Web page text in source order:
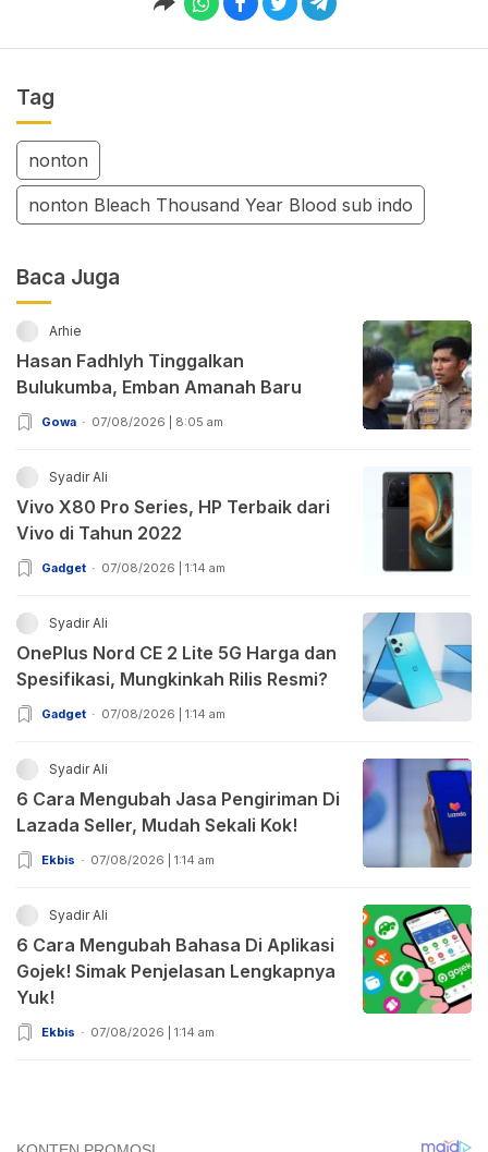
Tag
nonton
nonton Bleach Thousand Year Blood sub indo
Baca Juga
Arhie
Hasan Fadhlyh Tinggalkan
Bulukumba, Emban Amanah Baru
Gowa 07/08/2026 | 8:05 am
Syadir Ali
Vivo X80 Pro Series, HP Terbaik dari
Vivo di Tahun 2022
Gadget 07/08/2026 | 1:14 am
Syadir Ali
OnePlus Nord CE 2 Lite 5G Harga dan
Spesifikasi, Mungkinkah Rilis Resmi?
Gadget 07/08/2026 | 1:14 am
Syadir Ali
6 Cara Mengubah Jasa Pengiriman Di
Lazada Seller, Mudah Sekali Kok!
Ekbis 07/08/2026 | 1:14 am
Syadir Ali
6 Cara Mengubah Bahasa Di Aplikasi
Gojek! Simak Penjelasan Lengkapnya
Yuk!
Ekbis 07/08/2026 | 1:14 am